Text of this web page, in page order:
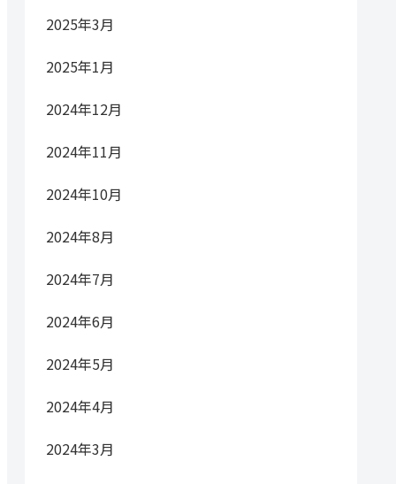
2025年3月
2025年1月
2024年12月
2024年11月
2024年10月
2024年8月
2024年7月
2024年6月
2024年5月
2024年4月
2024年3月